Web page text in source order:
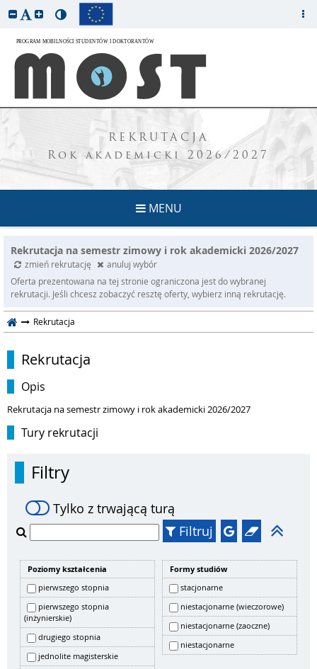
REKRUTACJA
Rok akademicki 2026/2027
MENU
Rekrutacja na semestr zimowy i rok akademicki 2026/2027
zmień rekrutację
anuluj wybór
Oferta prezentowana na tej stronie ograniczona jest do wybranej
rekrutacji. Jeśli chcesz zobaczyć resztę oferty, wybierz inną rekrutację.
Rekrutacja
Rekrutacja
Opis
Rekrutacja na semestr zimowy i rok akademicki 2026/2027
Tury rekrutacji
Filtry
Tylko z trwającą turą
Filtruj
Poziomy kształcenia
pierwszego stopnia
pierwszego stopnia
(inżynierskie)
drugiego stopnia
jednolite magisterskie
Formy studiów
stacjonarne
niestacjonarne (wieczorowe)
niestacjonarne (zaoczne)
niestacjonarne